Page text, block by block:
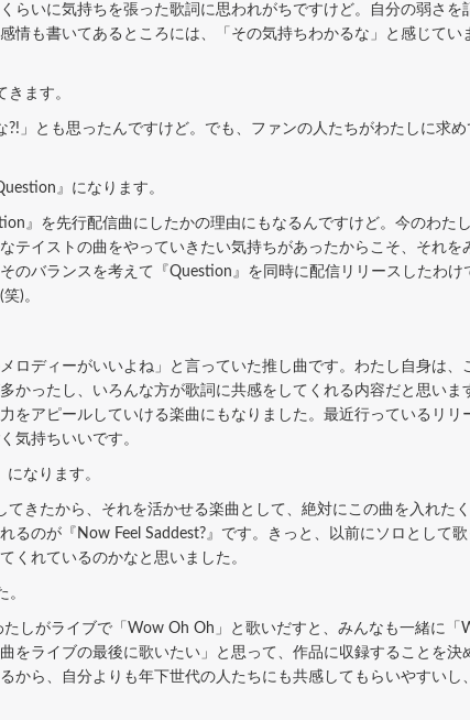
らいに気持ちを張った歌詞に思われがちですけど。自分の弱さを
情も書いてあるところには、「その気持ちわかるな」と感じて
ます。
」とも思ったんですけど。でも、ファンの人たちがわたしに求
』になります。
』を先行配信曲にしたかの理由にもなるんですけど。今のわた
テイストの曲をやっていきたい気持ちがあったからこそ、それを
のバランスを考えて『Question』を同時に配信リリースしたわけ
)。
ロディーがいいよね」と言っていた推し曲です。わたし自身は、
かったし、いろんな方が歌詞に共感をしてくれる内容だと思いま
をアピールしていける楽曲にもなりました。最近行っているリリ
気持ちいいです。
なります。
きたから、それを活かせる楽曲として、絶対にこの曲を入れた
るのが『Now Feel Saddest?』です。きっと、以前にソロとして
くれているのかなと思いました。
。
たしがライブで「Wow Oh Oh」と歌いだすと、みんなも一緒に
をライブの最後に歌いたい」と思って、作品に収録することを決
から、自分よりも年下世代の人たちにも共感してもらいやすいし